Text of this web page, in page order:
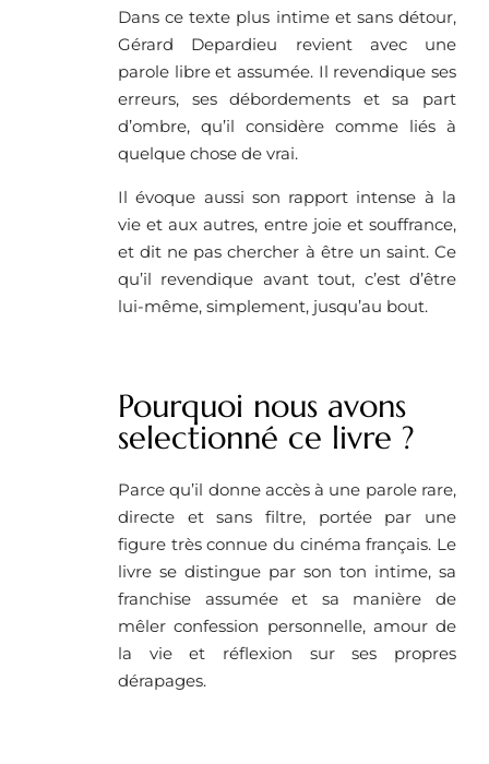
Dans ce texte plus intime et sans détour,
Gérard Depardieu revient avec une
parole libre et assumée. Il revendique ses
erreurs, ses débordements et sa part
d’ombre, qu’il considère comme liés à
quelque chose de vrai.
Il évoque aussi son rapport intense à la
vie et aux autres, entre joie et souffrance,
et dit ne pas chercher à être un saint. Ce
qu’il revendique avant tout, c’est d’être
lui-même, simplement, jusqu’au bout.
Pourquoi nous avons
selectionné ce livre ? ​
Parce qu’il donne accès à une parole rare,
directe et sans filtre, portée par une
figure très connue du cinéma français. Le
livre se distingue par son ton intime, sa
franchise assumée et sa manière de
mêler confession personnelle, amour de
la vie et réflexion sur ses propres
dérapages.